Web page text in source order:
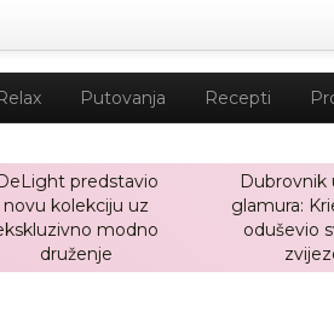
Putovanja Recepti
predstavio
novu kolekciju uz
modno
druženje
Dubrovnik
glamura:
oduševio